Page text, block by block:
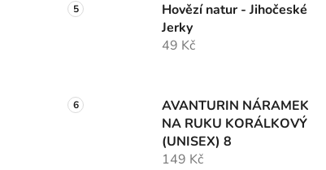
Hovězí natur - Jihočeské
Jerky
49 Kč
AVANTURIN NÁRAMEK
NA RUKU KORÁLKOVÝ
(UNISEX) 8
149 Kč